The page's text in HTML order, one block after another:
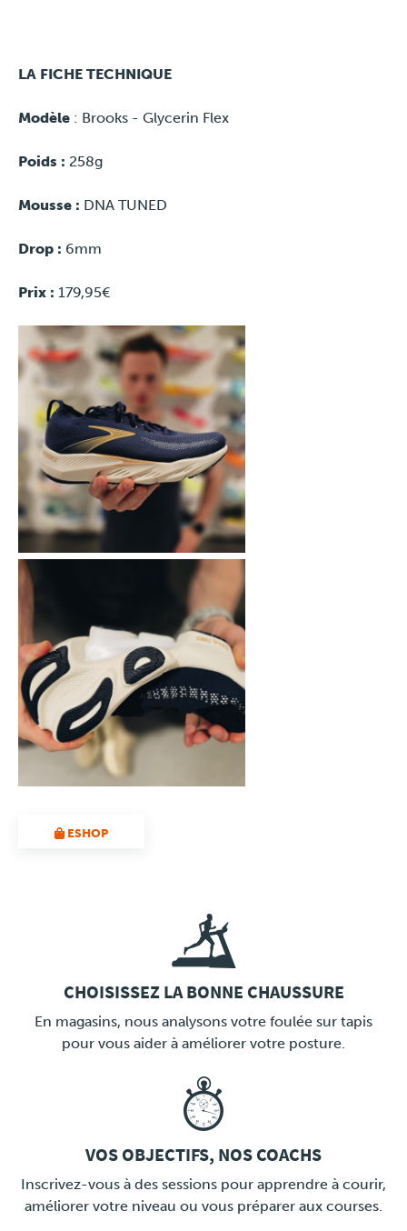
LA FICHE TECHNIQUE
Modèle : Brooks - Glycerin Flex
Poids : 258g
Mousse : DNA TUNED
Drop : 6mm
Prix : 179,95€
ESHOP
LINK
CHOISISSEZ LA BONNE CHAUSSURE
En magasins, nous analysons votre foulée sur tapis
pour vous aider à améliorer votre posture.
LINK
VOS OBJECTIFS, NOS COACHS
Inscrivez-vous à des sessions pour apprendre à courir,
améliorer votre niveau ou vous préparer aux courses.